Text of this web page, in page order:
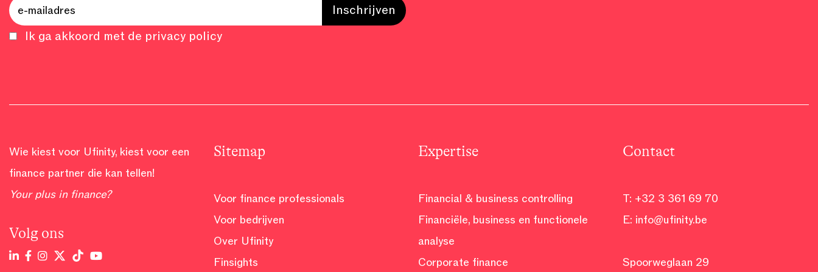
Ik ga akkoord met de privacy policy
Wie kiest voor Ufinity, kiest voor een
finance partner die kan tellen!
Your plus in finance?
Volg ons
Sitemap
Voor finance professionals
Voor bedrijven
Over Ufinity
Finsights
Expertise
Financial & business controlling
Financiële, business en functionele
analyse
Corporate finance
Contact
T: +32 3 361 69 70
E: info@ufinity.be
Spoorweglaan 29